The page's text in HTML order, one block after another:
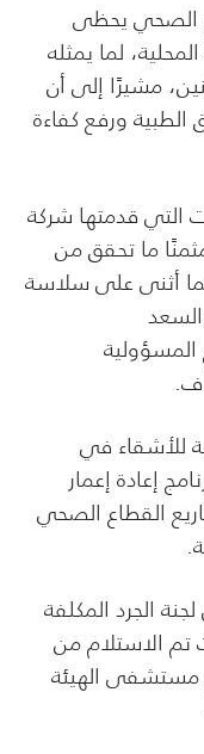
الصحي يحظى
لما يمثله
مشيرًا إلى أن
الطبية ورفع كفاءة
التي قدمتها شركة
ما تحقق من
أثنى على سلاسة
للأشقاء في
إعادة إعمار
القطاع الصحي
الجرد المكلفة
تم الاستلام من
مستشفى الهيئة